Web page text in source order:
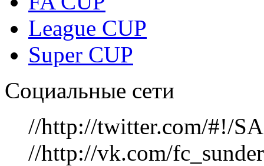
League CUP
Super CUP
Социальные сети
//http://twitter.com/#!/
//http://vk.com/